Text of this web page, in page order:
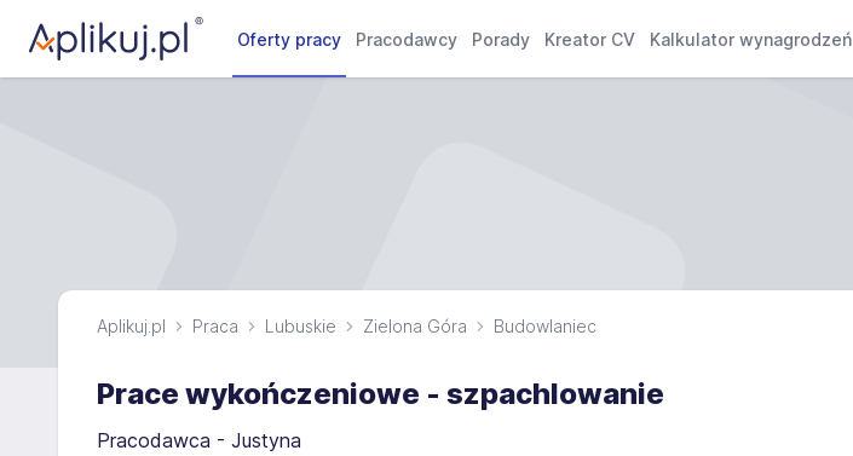
Oferty pracy Pracodawcy Porady Kreator CV Kalkulator wynagrodzeń
Aplikuj.pl Praca Lubuskie Zielona Góra Budowlaniec
Prace wykończeniowe - szpachlowanie
Pracodawca - Justyna